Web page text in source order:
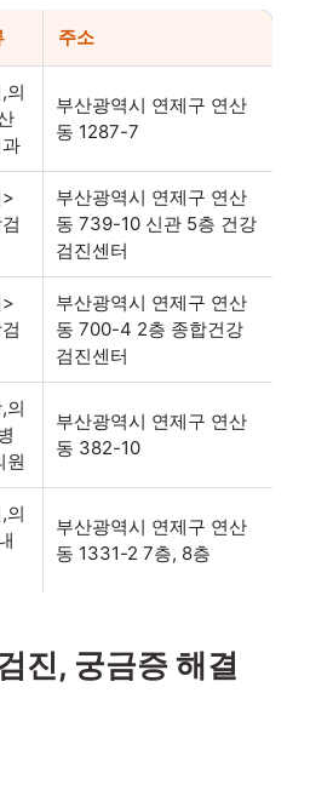
주소
의
부산광역시 연제구 연산
동 1287-7
부산광역시 연제구 연산
동 739-10 신관 5층 건강
검진센터
부산광역시 연제구 연산
동 700-4 2층 종합건강
검진센터
의
원
부산광역시 연제구 연산
동 382-10
의
부산광역시 연제구 연산
동 1331-2 7층, 8층
진, 궁금증 해결